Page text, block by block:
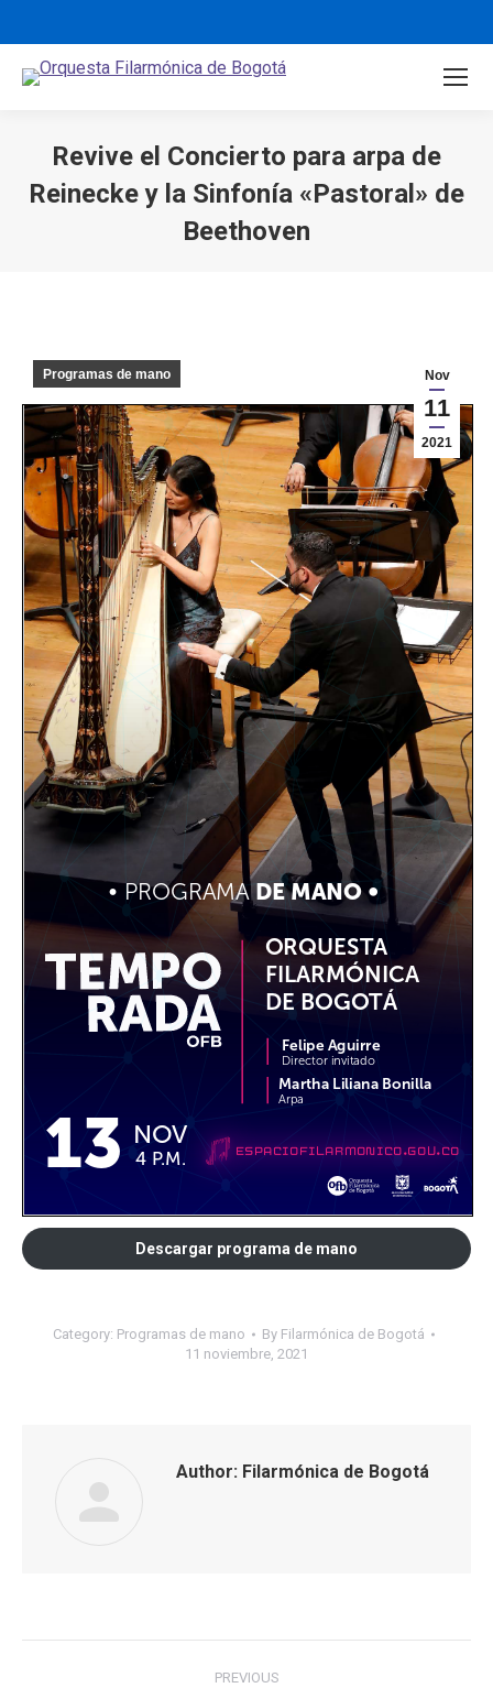
Revive el Concierto para arpa de
Reinecke y la Sinfonía «Pastoral» de
Beethoven
Nov
11
2021
Programas de mano
Descargar programa de mano
Category: Programas de mano By Filarmónica de Bogotá
11 noviembre, 2021
Author: Filarmónica de Bogotá
PREVIOUS